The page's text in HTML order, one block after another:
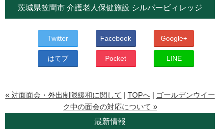
茨城県笠間市 介護老人保健施設 シルバービィレッジ
Twitter Facebook Google+
はてブ Pocket LINE
« 対面面会・外出制限緩和に関して | TOPへ| ゴールデンウイー
ク中の面会の対応について »
最新情報